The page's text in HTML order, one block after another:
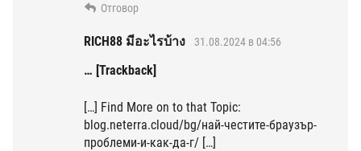
Отговор
RICH88 มีอะไรบ้าง 31.08.2024 в 04:56
… [Trackback]
[…] Find More on to that Topic:
blog.neterra.cloud/bg/най-честите-браузър-
проблеми-и-как-да-г/ […]